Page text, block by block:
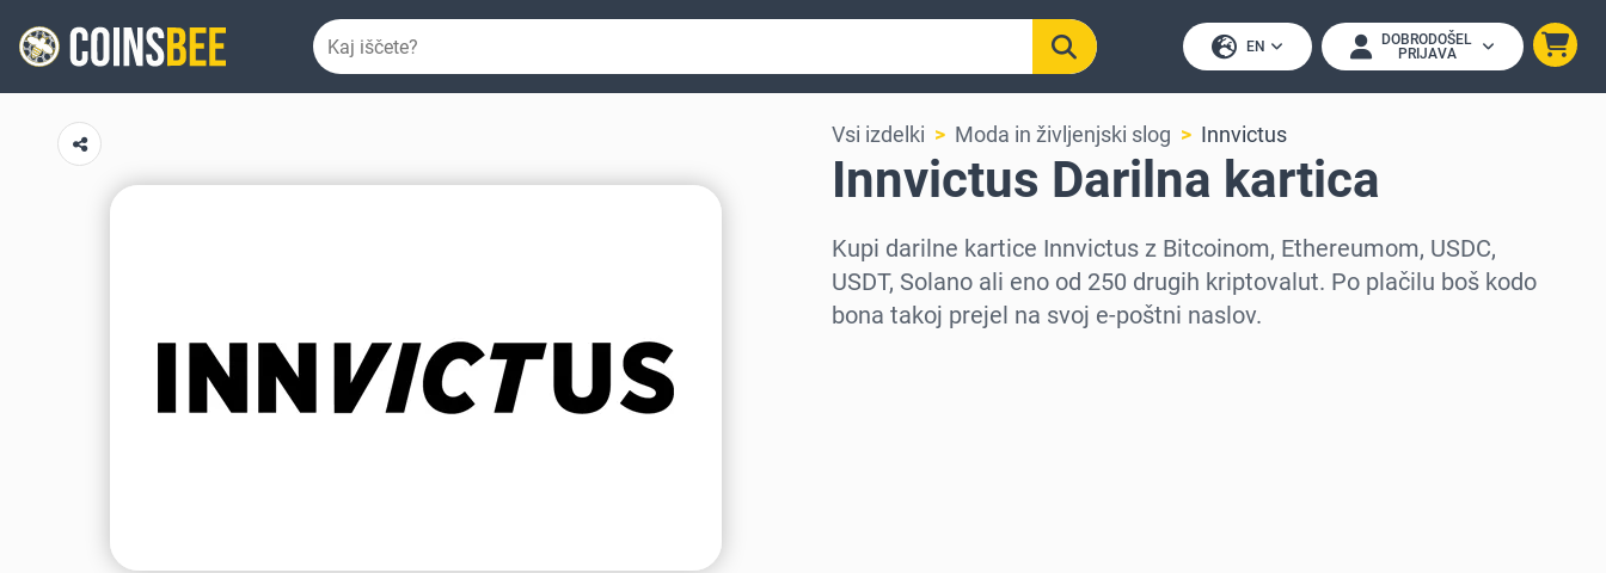
EN
DOBRODOŠEL
PRIJAVA
Vsi izdelki Moda in življenjski slog Innvictus
Innvictus Darilna kartica
Kupi darilne kartice Innvictus z Bitcoinom, Ethereumom, USDC,
USDT, Solano ali eno od 250 drugih kriptovalut. Po plačilu boš kodo
bona takoj prejel na svoj e-poštni naslov.